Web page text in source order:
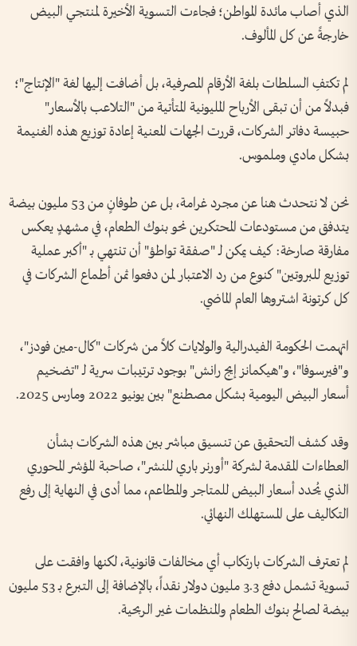
الذي أصاب مائدة المواطن؛ فجاءت التسوية الأخيرة لمنتجي البيض
خارجةً عن كل المألوف.
لم تكتفِ السلطات بلغة الأرقام المصرفية، بل أضافت إليها لغة "الإنتاج"؛
فبدلاً من أن تبقى الأرباح المليونية المتأتية من "التلاعب بالأسعار"
حبيسة دفاتر الشركات، قررت الجهات المعنية إعادة توزيع هذه الغنيمة
بشكل مادي وملموس.
نحن لا نتحدث هنا عن مجرد غرامة، بل عن طوفانٍ من 53 مليون بيضة
يتدفق من مستودعات المحتكرين نحو بنوك الطعام، في مشهدٍ يعكس
مفارقة صارخة: كيف يمكن لـ "صفقة تواطؤ" أن تنتهي بـ "أكبر عملية
توزيع للبروتين" كنوع من رد الاعتبار لمن دفعوا ثمن أطماع الشركات في
كل كرتونة اشتروها العام الماضي.
اتهمت الحكومة الفيدرالية والولايات كلاً من شركات "كال-مين فودز"،
و"فيرسوفا"، و"هيكمانز إيج رانش" بوجود ترتيبات سرية لـ "تضخيم
أسعار البيض اليومية بشكل مصطنع" بين يونيو 2022 ومارس 2025.
وقد كشف التحقيق عن تنسيق مباشر بين هذه الشركات بشأن
العطاءات المقدمة لشركة "أورنر باري للنشر"، صاحبة المؤشر المحوري
الذي يُحدد أسعار البيض للمتاجر والمطاعم، مما أدى في النهاية إلى رفع
التكاليف على المستهلك النهائي.
لم تعترف الشركات بارتكاب أي مخالفات قانونية، لكنها وافقت على
تسوية تشمل دفع 3.3 مليون دولار نقداً، بالإضافة إلى التبرع بـ 53 مليون
بيضة لصالح بنوك الطعام والمنظمات غير الربحية.